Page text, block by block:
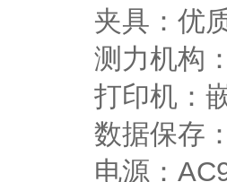
夹具：优
测力机构
打印机：
数据保存
电源：